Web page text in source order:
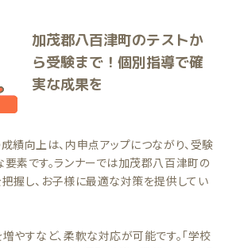
加茂郡八百津町のテストか
ら受験まで！個別指導で確
実な成果を
績向上は、内申点アップにつながり、受験
素です。ランナーでは加茂郡八百津町の
握し、お子様に最適な対策を提供してい
やすなど、柔軟な対応が可能です。「学校